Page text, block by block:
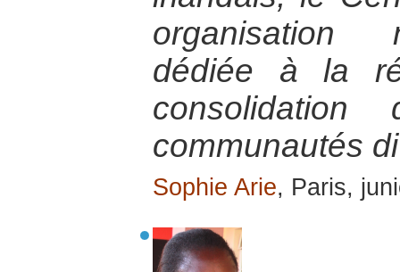
organisation
dédiée à la
communautés
Sophie Arie, Paris,